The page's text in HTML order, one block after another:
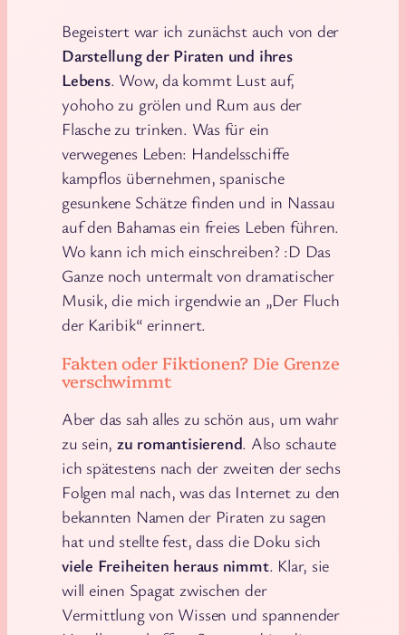
Begeistert war ich zunächst auch von der
Darstellung der Piraten und ihres
Lebens. Wow, da kommt Lust auf,
yohoho zu grölen und Rum aus der
Flasche zu trinken. Was für ein
verwegenes Leben: Handelsschiffe
kampflos übernehmen, spanische
gesunkene Schätze finden und in Nassau
auf den Bahamas ein freies Leben führen.
Wo kann ich mich einschreiben? :D Das
Ganze noch untermalt von dramatischer
Musik, die mich irgendwie an „Der Fluch
der Karibik“ erinnert.
Fakten oder Fiktionen? Die Grenze
verschwimmt
Aber das sah alles zu schön aus, um wahr
zu sein, zu romantisierend. Also schaute
ich spätestens nach der zweiten der sechs
Folgen mal nach, was das Internet zu den
bekannten Namen der Piraten zu sagen
hat und stellte fest, dass die Doku sich
viele Freiheiten heraus nimmt. Klar, sie
will einen Spagat zwischen der
Vermittlung von Wissen und spannender